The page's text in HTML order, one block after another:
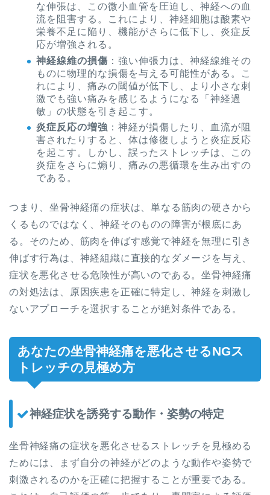
な伸張は、この微小血管を圧迫し、神経への血
流を阻害する。これにより、神経細胞は酸素や
栄養不足に陥り、機能がさらに低下し、炎症反
応が増強される。
神経線維の損傷 ：強い伸張力は、神経線維その
ものに物理的な損傷を与える可能性がある。こ
れにより、痛みの閾値が低下し、より小さな刺
激でも強い痛みを感じるようになる「神経過
敏」の状態を引き起こす。
炎症反応の増強 ：神経が損傷したり、血流が阻
害されたりすると、体は修復しようと炎症反応
を起こす。しかし、誤ったストレッチは、この
炎症をさらに煽り、痛みの悪循環を生み出すの
である。
つまり、坐骨神経痛の症状は、単なる筋肉の硬さから
くるものではなく、神経そのものの障害が根底にあ
る。そのため、筋肉を伸ばす感覚で神経を無理に引き
伸ばす行為は、神経組織に直接的なダメージを与え、
症状を悪化させる危険性が高いのである。坐骨神経痛
の対処法は、原因疾患を正確に特定し、神経を刺激し
ないアプローチを選択することが絶対条件である。
あなたの坐骨神経痛を悪化させるNGス
トレッチの見極め方
神経症状を誘発する動作・姿勢の特定
坐骨神経痛の症状を悪化させるストレッチを見極める
ためには、まず自分の神経がどのような動作や姿勢で
刺激されるのかを正確に把握することが重要である。